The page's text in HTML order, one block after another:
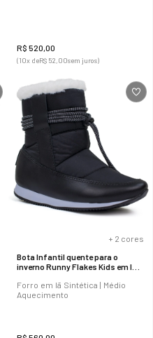
R$ 520 00
(10x deR$ 52,00sem juros)
+ 2 cores
Bota Infantil quente para o
inverno Runny Flakes Kids em lã
Forro em lã Sintética | Médio
Aquecimento